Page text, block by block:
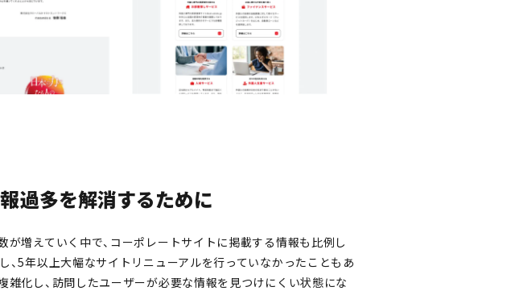
過多を解消するために
が増えていく中で、コーポレートサイトに掲載する情報も比例し
、5年以上大幅なサイトリニューアルを行っていなかったこともあ
雑化し、訪問したユーザーが必要な情報を見つけにくい状態にな